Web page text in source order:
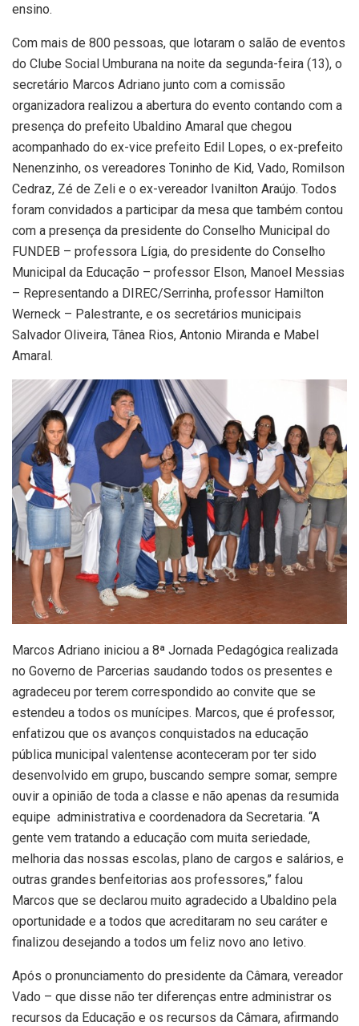
ensino.
Com mais de 800 pessoas, que lotaram o salão de eventos
do Clube Social Umburana na noite da segunda-feira (13), o
secretário Marcos Adriano junto com a comissão
organizadora realizou a abertura do evento contando com a
presença do prefeito Ubaldino Amaral que chegou
acompanhado do ex-vice prefeito Edil Lopes, o ex-prefeito
Nenenzinho, os vereadores Toninho de Kid, Vado, Romilson
Cedraz, Zé de Zeli e o ex-vereador Ivanilton Araújo. Todos
foram convidados a participar da mesa que também contou
com a presença da presidente do Conselho Municipal do
FUNDEB – professora Lígia, do presidente do Conselho
Municipal da Educação – professor Elson, Manoel Messias
– Representando a DIREC/Serrinha, professor Hamilton
Werneck – Palestrante, e os secretários municipais
Salvador Oliveira, Tânea Rios, Antonio Miranda e Mabel
Amaral.
Marcos Adriano iniciou a 8ª Jornada Pedagógica realizada
no Governo de Parcerias saudando todos os presentes e
agradeceu por terem correspondido ao convite que se
estendeu a todos os munícipes. Marcos, que é professor,
enfatizou que os avanços conquistados na educação
pública municipal valentense aconteceram por ter sido
desenvolvido em grupo, buscando sempre somar, sempre
ouvir a opinião de toda a classe e não apenas da resumida
equipe administrativa e coordenadora da Secretaria. “A
gente vem tratando a educação com muita seriedade,
melhoria das nossas escolas, plano de cargos e salários, e
outras grandes benfeitorias aos professores,” falou
Marcos que se declarou muito agradecido a Ubaldino pela
oportunidade e a todos que acreditaram no seu caráter e
finalizou desejando a todos um feliz novo ano letivo.
Após o pronunciamento do presidente da Câmara, vereador
Vado – que disse não ter diferenças entre administrar os
recursos da Educação e os recursos da Câmara, afirmando